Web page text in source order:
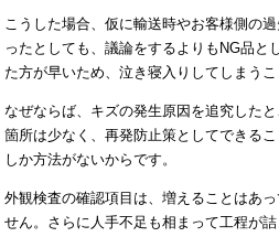
こうした場合、仮に輸送時やお客様側の
ったとしても、議論をするよりもNG品と
た方が早いため、泣き寝入りしてしまうこ
なぜならば、キズの発生原因を追究した
箇所は少なく、再発防止策としてできる
しか方法がないからです。
外観検査の確認項目は、増えることはあ
せん。さらに人手不足も相まって工程が